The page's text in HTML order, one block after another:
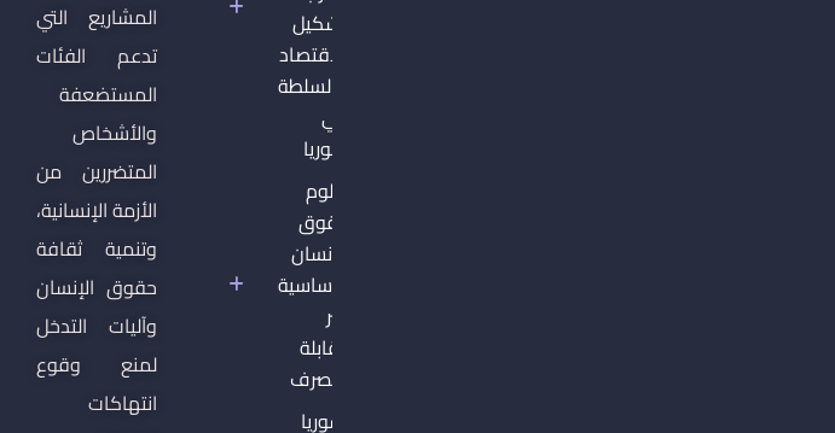
المشاريع التي
تدعم الفئات
المستضعفة
والأشخاص
المتضررين من
الأزمة الإنسانية،
وتنمية ثقافة
حقوق الإنسان
وآليات التدخل
لمنع وقوع
انتهاكات
تشكيل
الاقتصاد
والسلطة
في
سوريا
دبلوم
حقوق
الإنسان
الأساسية
غير
القابلة
للتصرف
سوريا